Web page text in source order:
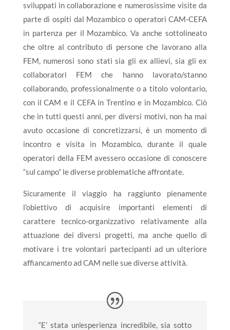
sviluppati in collaborazione e numerosissime visite da
parte di ospiti dal Mozambico o operatori CAM-CEFA
in partenza per il Mozambico. Va anche sottolineato
che oltre al contributo di persone che lavorano alla
FEM, numerosi sono stati sia gli ex allievi, sia gli ex
collaboratori FEM che hanno lavorato/stanno
collaborando, professionalmente o a titolo volontario,
con il CAM e il CEFA in Trentino e in Mozambico. Ciò
che in tutti questi anni, per diversi motivi, non ha mai
avuto occasione di concretizzarsi, è un momento di
incontro e visita in Mozambico, durante il quale
operatori della FEM avessero occasione di conoscere
“sul campo” le diverse problematiche affrontate.
Sicuramente il viaggio ha raggiunto pienamente
l’obiettivo di acquisire importanti elementi di
carattere tecnico-organizzativo relativamente alla
attuazione dei diversi progetti, ma anche quello di
motivare i tre volontari partecipanti ad un ulteriore
affiancamento ad CAM nelle sue diverse attività.
“E’ stata un’esperienza incredibile, sia sotto